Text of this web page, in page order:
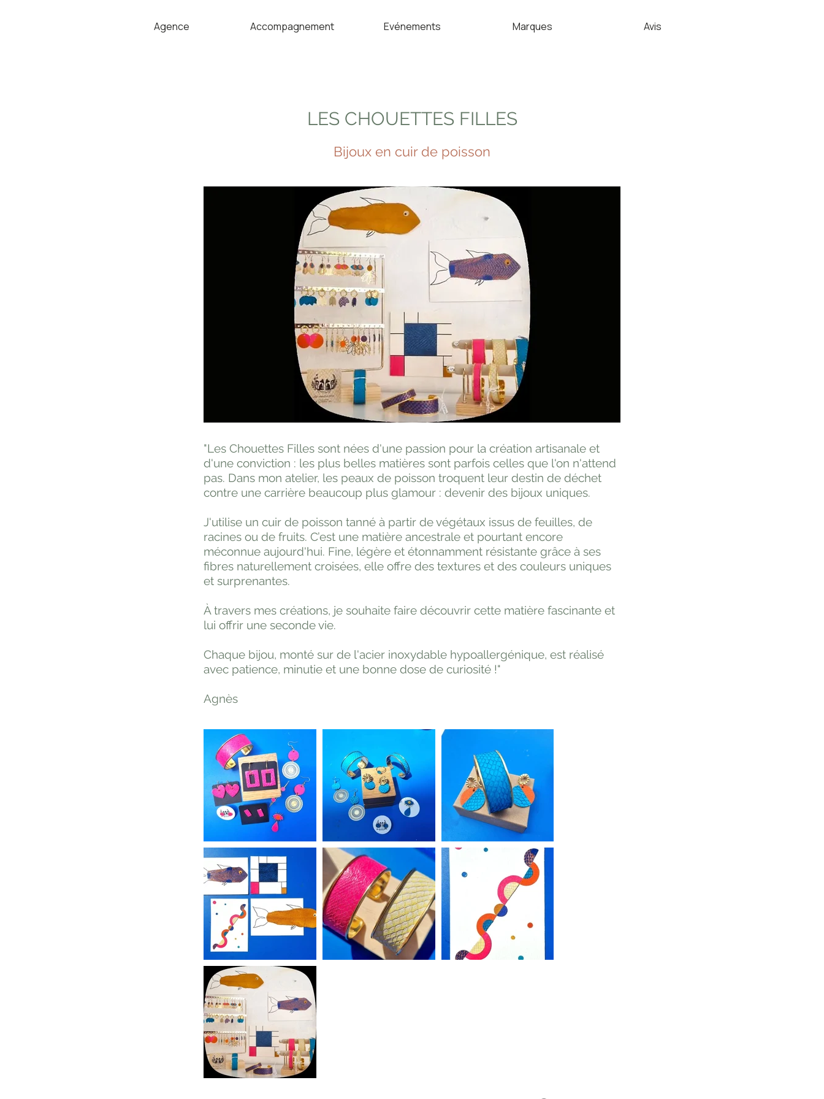
Agence Accompagnement Evénements Marques Avis
LES CHOUETTES FILLES
Bijoux en cuir de poisson
"Les Chouettes Filles sont nées d'une passion pour la création artisanale et
d'une conviction : les plus belles matières sont parfois celles que l'on n'attend
pas. Dans mon atelier, les peaux de poisson troquent leur destin de déchet
contre une carrière beaucoup plus glamour : devenir des bijoux uniques.
J'utilise un cuir de poisson tanné à partir de végétaux issus de feuilles, de
racines ou de fruits. C’est une matière ancestrale et pourtant encore
méconnue aujourd'hui. Fine, légère et étonnamment résistante grâce à ses
fibres naturellement croisées, elle offre des textures et des couleurs uniques
et surprenantes.
À travers mes créations, je souhaite faire découvrir cette matière fascinante et
lui offrir une seconde vie.
Chaque bijou, monté sur de l'acier inoxydable hypoallergénique, est réalisé
avec patience, minutie et une bonne dose de curiosité !"
Agnès